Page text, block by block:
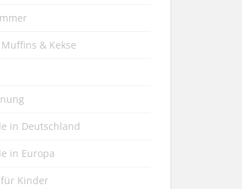
& Kekse
in Deutschland
in Europa
für Kinder